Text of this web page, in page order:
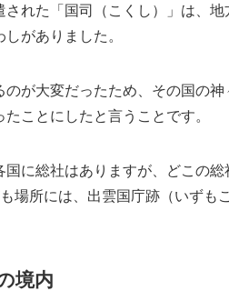
された「国司（こくし）」は、
がありました。
のが大変だったため、その国の
たことにしたと言うことです。
国に総社はありますが、どこの
場所には、出雲国庁跡（いずも
境内